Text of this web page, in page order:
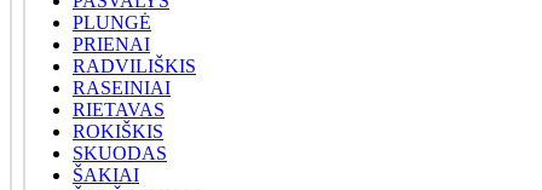
PLUNGĖ
PRIENAI
RADVILIŠKIS
RASEINIAI
RIETAVAS
ROKIŠKIS
SKUODAS
ŠAKIAI